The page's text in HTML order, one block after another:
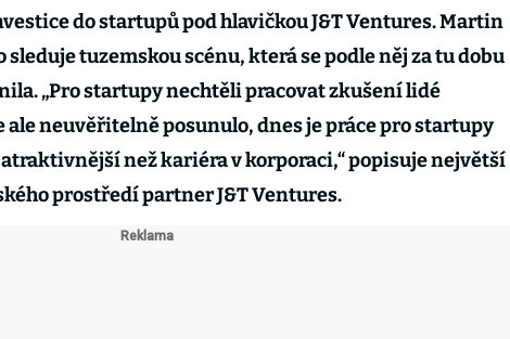
do startupů pod hlavičkou J&T Ventures. Martin
sleduje tuzemskou scénu, která se podle něj za tu dobu
„Pro startupy nechtěli pracovat zkušení lidé
ale neuvěřitelně posunulo, dnes je práce pro startupy
než kariéra v korporaci,“ popisuje největší
prostředí partner J&T Ventures.